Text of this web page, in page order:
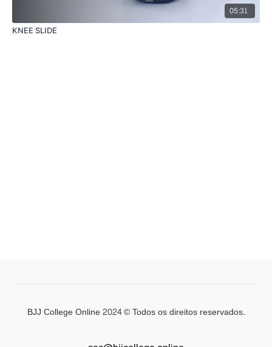
05:31
KNEE SLIDE
BJJ College Online 2024 © Todos os direitos reservados.